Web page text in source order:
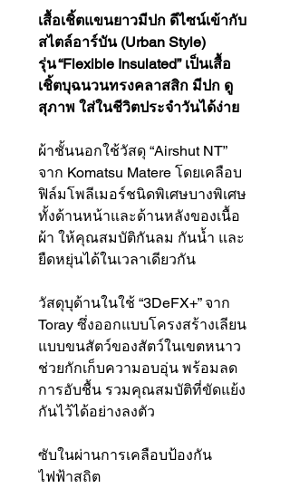
เสื้อเชิ้ตแขนยาวมีปก ดีไซน์เข้ากับ
สไตล์อาร์บัน (Urban Style)
รุ่น “Flexible Insulated” เป็นเสื้อ
เชิ้ตบุฉนวนทรงคลาสสิก มีปก ดู
สุภาพ ใส่ในชีวิตประจำวันได้ง่าย
ผ้าชั้นนอกใช้วัสดุ “Airshut NT”
จาก Komatsu Matere โดยเคลือบ
ฟิล์มโพลีเมอร์ชนิดพิเศษบางพิเศษ
ทั้งด้านหน้าและด้านหลังของเนื้อ
ผ้า ให้คุณสมบัติกันลม กันน้ำ และ
ยืดหยุ่นได้ในเวลาเดียวกัน
วัสดุบุด้านในใช้ “3DeFX+” จาก
Toray ซึ่งออกแบบโครงสร้างเลียน
แบบขนสัตว์ของสัตว์ในเขตหนาว
ช่วยกักเก็บความอบอุ่น พร้อมลด
การอับชื้น รวมคุณสมบัติที่ขัดแย้ง
กันไว้ได้อย่างลงตัว
ซับในผ่านการเคลือบป้องกัน
ไฟฟ้าสถิต